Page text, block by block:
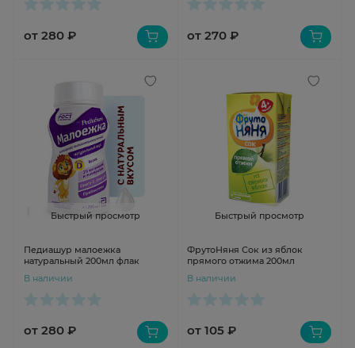
от 280 ₽ от 270 ₽
Быстрый просмотр
Педиашур малоежка
натуральный 200мл флак
В наличии
от 280 ₽
Быстрый просмотр
ФрутоНяня Сок из яблок
прямого отжима 200мл
В наличии
от 105 ₽